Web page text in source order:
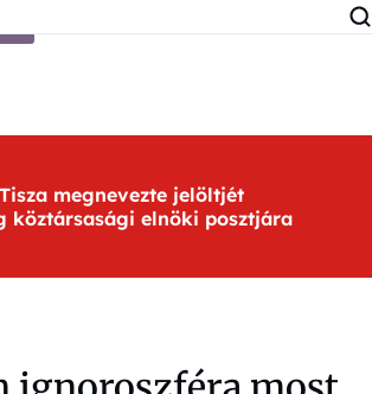
megnevezte jelöltjét
köztársasági elnöki posztjára